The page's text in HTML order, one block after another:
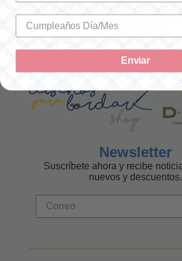
SOLO ENVÍOS A LA
MEXICANA
Newsletter
Suscríbete ahora y recibe
nuevos y descuentos.
Enviar